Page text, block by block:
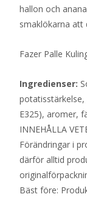
hallon och
smaklökarna att
Fazer Palle
Ingredienser:
potatisstärkelse,
E325), aromer,
INNEHÅLLA
Förändringar i
därför alltid
Bäst före: